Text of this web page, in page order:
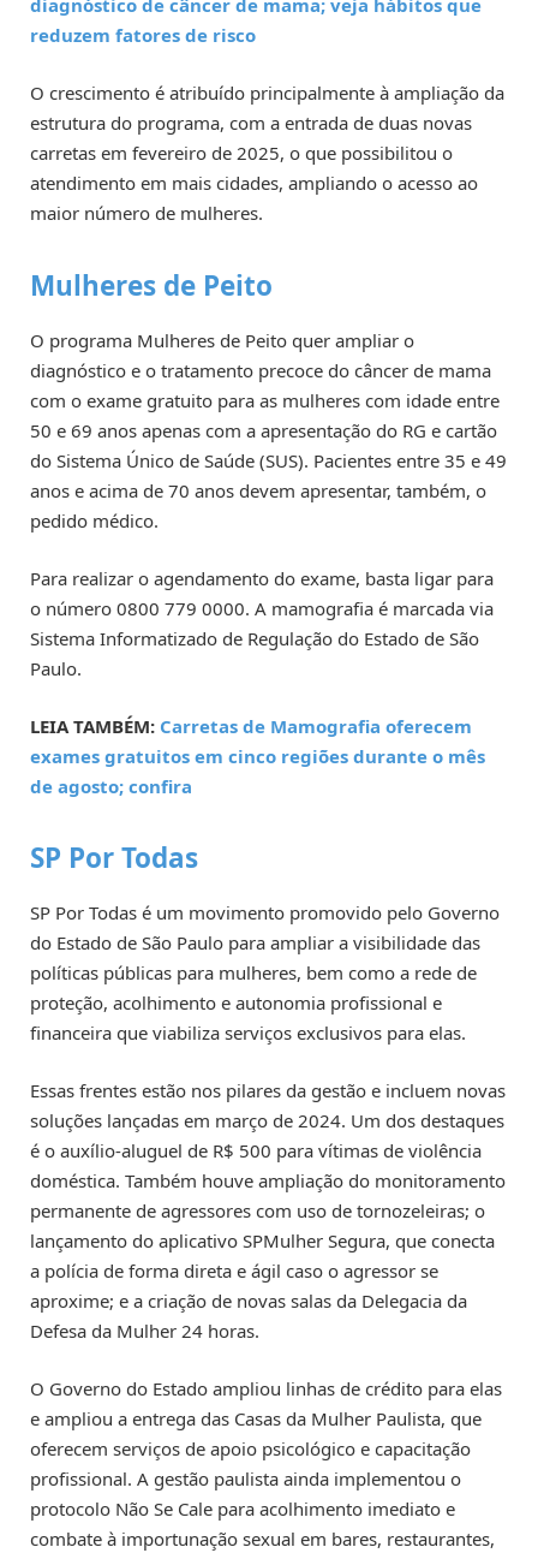
diagnóstico de câncer de mama; veja hábitos que
reduzem fatores de risco
O crescimento é atribuído principalmente à ampliação da
estrutura do programa, com a entrada de duas novas
carretas em fevereiro de 2025, o que possibilitou o
atendimento em mais cidades, ampliando o acesso ao
maior número de mulheres.
Mulheres de Peito
O programa Mulheres de Peito quer ampliar o
diagnóstico e o tratamento precoce do câncer de mama
com o exame gratuito para as mulheres com idade entre
50 e 69 anos apenas com a apresentação do RG e cartão
do Sistema Único de Saúde (SUS). Pacientes entre 35 e 49
anos e acima de 70 anos devem apresentar, também, o
pedido médico.
Para realizar o agendamento do exame, basta ligar para
o número 0800 779 0000. A mamografia é marcada via
Sistema Informatizado de Regulação do Estado de São
Paulo.
LEIA TAMBÉM: Carretas de Mamografia oferecem
exames gratuitos em cinco regiões durante o mês
de agosto; confira
SP Por Todas
SP Por Todas é um movimento promovido pelo Governo
do Estado de São Paulo para ampliar a visibilidade das
políticas públicas para mulheres, bem como a rede de
proteção, acolhimento e autonomia profissional e
financeira que viabiliza serviços exclusivos para elas.
Essas frentes estão nos pilares da gestão e incluem novas
soluções lançadas em março de 2024. Um dos destaques
é o auxílio-aluguel de R$ 500 para vítimas de violência
doméstica. Também houve ampliação do monitoramento
permanente de agressores com uso de tornozeleiras; o
lançamento do aplicativo SPMulher Segura, que conecta
a polícia de forma direta e ágil caso o agressor se
aproxime; e a criação de novas salas da Delegacia da
Defesa da Mulher 24 horas.
O Governo do Estado ampliou linhas de crédito para elas
e ampliou a entrega das Casas da Mulher Paulista, que
oferecem serviços de apoio psicológico e capacitação
profissional. A gestão paulista ainda implementou o
protocolo Não Se Cale para acolhimento imediato e
combate à importunação sexual em bares, restaurantes,